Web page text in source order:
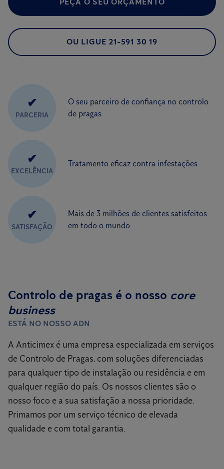
OU LIGUE 21-591 30 19
✔
PARCERIA
O seu parceiro de confiança no controlo
de pragas
✔
EXCELÊNCIA
Tratamento eficaz contra infestações
✔
SATISFAÇÃO
Mais de 3 milhões de clientes satisfeitos
em todo o mundo
Controlo de pragas é o nosso core
business
ESTÁ NO NOSSO ADN
A Anticimex é uma empresa especializada em serviços
de Controlo de Pragas, com soluções diferenciadas
para qualquer tipo de instalação ou residência e em
qualquer região do país. Os nossos clientes são o
nosso foco e a sua satisfação a nossa prioridade.
Primamos por um serviço técnico de elevada
qualidade e com total garantia.